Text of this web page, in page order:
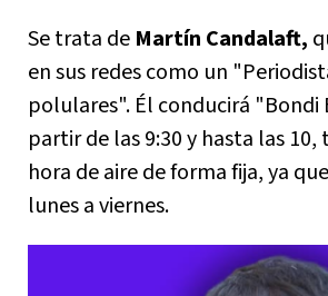
Se trata de Martín Candalaft,
en sus redes como un
polulares". Él conducirá "Bondi
partir de las 9:30 y hasta las
hora de aire de forma fija, ya
lunes a viernes.